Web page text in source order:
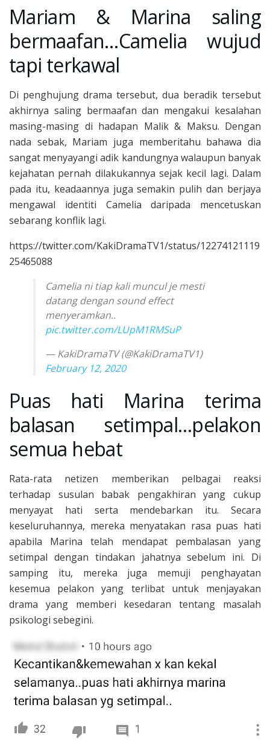
Mariam & Marina saling
bermaafan…Camelia wujud
tapi terkawal
Di penghujung drama tersebut, dua beradik tersebut
akhirnya saling bermaafan dan mengakui kesalahan
masing-masing di hadapan Malik & Maksu. Dengan
nada sebak, Mariam juga memberitahu bahawa dia
sangat menyayangi adik kandungnya walaupun banyak
kejahatan pernah dilakukannya sejak kecil lagi. Dalam
pada itu, keadaannya juga semakin pulih dan berjaya
mengawal identiti Camelia daripada mencetuskan
sebarang konflik lagi.
https://twitter.com/KakiDramaTV1/status/12274121119
25465088
Camelia ni tiap kali muncul je mesti
datang dengan sound effect
menyeramkan..
pic.twitter.com/LUpM1RMSuP
— KakiDramaTV (@KakiDramaTV1)
February 12, 2020
Puas hati Marina terima
balasan setimpal…pelakon
semua hebat
Rata-rata netizen memberikan pelbagai reaksi
terhadap susulan babak pengakhiran yang cukup
menyayat hati serta mendebarkan itu. Secara
keseluruhannya, mereka menyatakan rasa puas hati
apabila Marina telah mendapat pembalasan yang
setimpal dengan tindakan jahatnya sebelum ini. Di
samping itu, mereka juga memuji penghayatan
kesemua pelakon yang terlibat untuk menjayakan
drama yang memberi kesedaran tentang masalah
psikologi sebegini.